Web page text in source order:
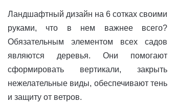
Ландшафтный дизайн на 6 сотках своими
руками, что в нем важнее всего?
Обязательным элементом всех садов
являются деревья. Они помогают
сформировать вертикали, закрыть
нежелательные виды, обеспечивают тень
и защиту от ветров.